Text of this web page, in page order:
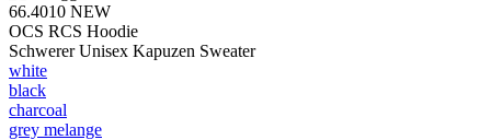
66.4010 NEW
OCS RCS Hoodie
Schwerer Unisex Kapuzen Sweater
white
black
charcoal
grey melange